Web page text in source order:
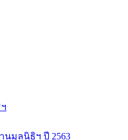
นมูลนิธิฯ ปี 2563